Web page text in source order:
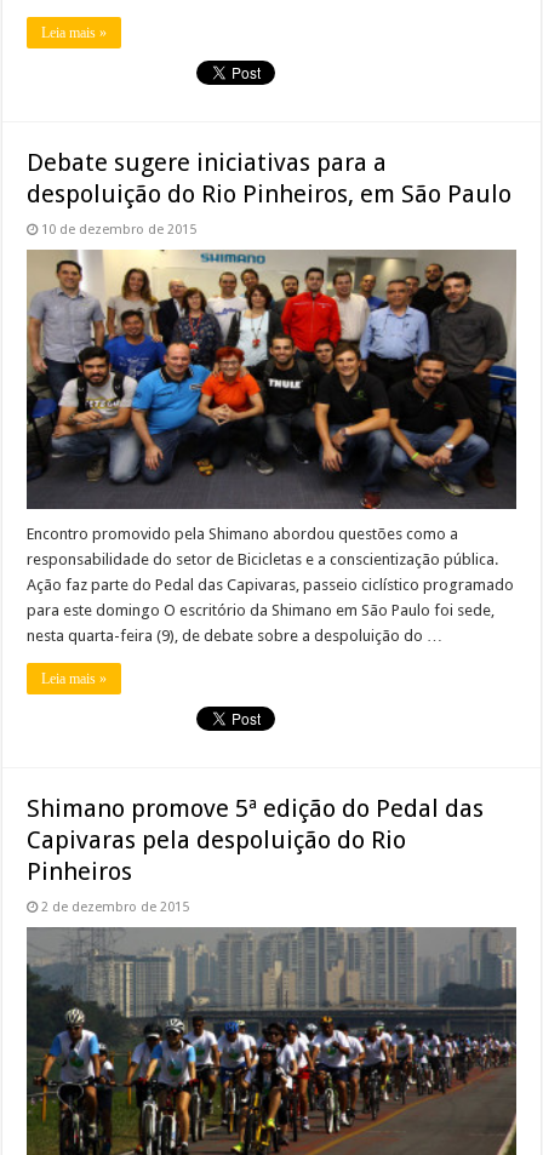
Leia mais »
Debate sugere iniciativas para a
despoluição do Rio Pinheiros, em São Paulo
10 de dezembro de 2015
Encontro promovido pela Shimano abordou questões como a
responsabilidade do setor de Bicicletas e a conscientização pública.
Ação faz parte do Pedal das Capivaras, passeio ciclístico programado
para este domingo O escritório da Shimano em São Paulo foi sede,
nesta quarta-feira (9), de debate sobre a despoluição do …
Leia mais »
Shimano promove 5ª edição do Pedal das
Capivaras pela despoluição do Rio
Pinheiros
2 de dezembro de 2015